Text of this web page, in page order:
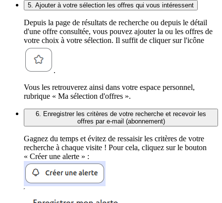
5. Ajouter à votre sélection les offres qui vous intéressent
Depuis la page de résultats de recherche ou depuis le détail
d'une offre consultée, vous pouvez ajouter la ou les offres de
votre choix à votre sélection. Il suffit de cliquer sur l'icône
.
Vous les retrouverez ainsi dans votre espace personnel,
rubrique « Ma sélection d'offres ».
6. Enregistrer les critères de votre recherche et recevoir les
offres par e-mail (abonnement)
Gagnez du temps et évitez de ressaisir les critères de votre
recherche à chaque visite ! Pour cela, cliquez sur le bouton
« Créer une alerte » :